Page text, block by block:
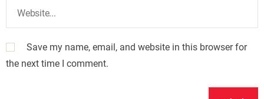
Save my name, email, and website in this browser for
the next time I comment.